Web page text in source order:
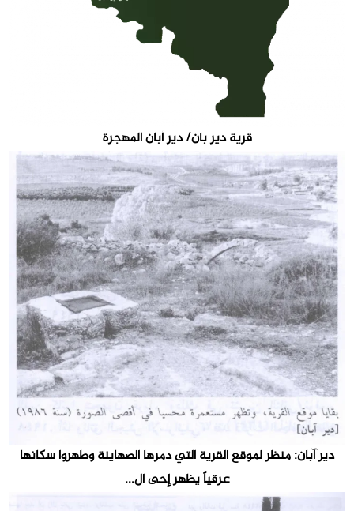
قرية دير بان/ دير أبان المهجرة
دير آبان: منظر لموقع القرية التي دمرها الصهاينة وطهروا سكانها
عرقياً يظهر إحى ال...